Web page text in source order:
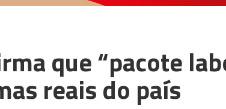
que “pacote
reais do país